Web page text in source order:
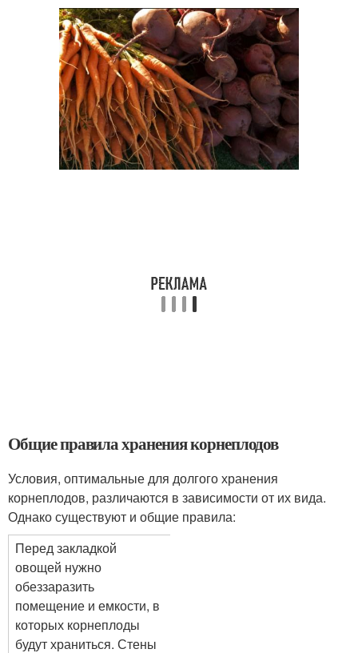
Общие правила хранения корнеплодов
Условия, оптимальные для долгого хранения
корнеплодов, различаются в зависимости от их вида.
Однако существуют и общие правила:
Перед закладкой
овощей нужно
обеззаразить
помещение и емкости, в
которых корнеплоды
будут храниться. Стены